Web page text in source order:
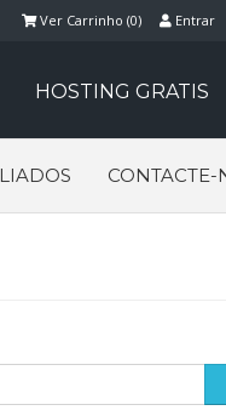
Entrar
Ver Carrinho (0)
HOSTING GRATIS
CONTACTE-